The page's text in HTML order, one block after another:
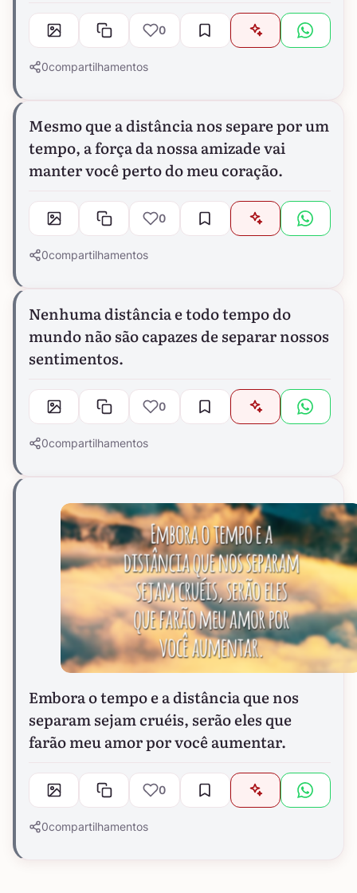
0
0compartilhamentos
Mesmo que a distância nos separe por um
tempo, a força da nossa amizade vai
manter você perto do meu coração.
0
0compartilhamentos
Nenhuma distância e todo tempo do
mundo não são capazes de separar nossos
sentimentos.
0
0compartilhamentos
Embora o tempo e a distância que nos
separam sejam cruéis, serão eles que
farão meu amor por você aumentar.
0
0compartilhamentos